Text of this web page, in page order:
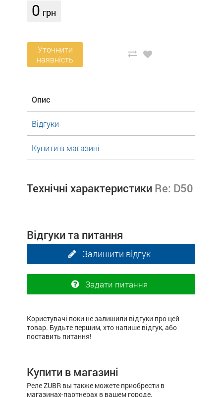
0 грн
Уточнити
наявність
Опис
Відгуки
Купити в магазині
Технічні характеристики Re: D50
Відгуки та питання
Залишити відгук
Задати питання
Користувачі поки не залишили відгуки про цей
товар. Будьте першим, хто напише відгук, або
поставить питання!
Купити в магазині
Реле ZUBR вы также можете приобрести в
магазинах-партнерах в вашем городе.